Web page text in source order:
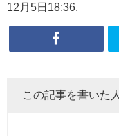
12月5日18:36.
この記事を書いた人